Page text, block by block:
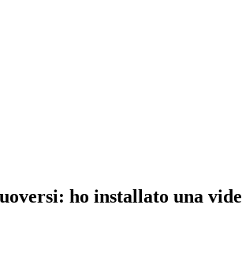
ho installato una